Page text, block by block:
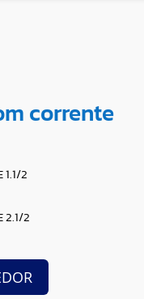
corrente
1.1/2
2.1/2